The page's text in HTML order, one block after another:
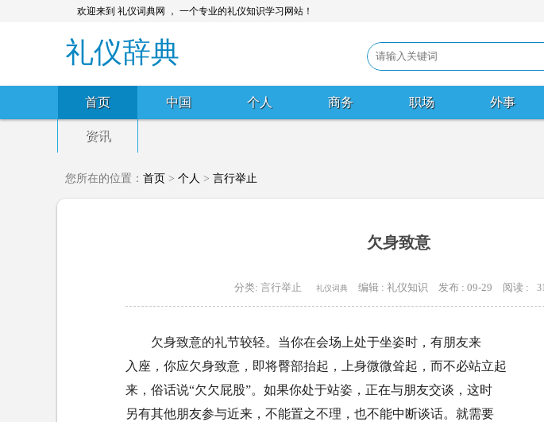
欢迎来到 礼仪词典网 ， 一个专业的礼仪知识学习网站！
礼仪辞典
首页 中国 个人 商务 职场 外事
资讯
您所在的位置： 首页 > 个人 > 言行举止
欠身致意
分类: 言行举止 礼仪词典 编辑 : 礼仪知识 发布 : 09-29 阅读 :
欠身致意的礼节较轻。当你在会场上处于坐姿时，有朋友来
入座，你应欠身致意，即将臀部抬起，上身微微耸起，而不必站立起
来，俗话说“欠欠屁股”。如果你处于站姿，正在与朋友交谈，这时
另有其他朋友参与近来，不能置之不理，也不能中断谈话。就需要